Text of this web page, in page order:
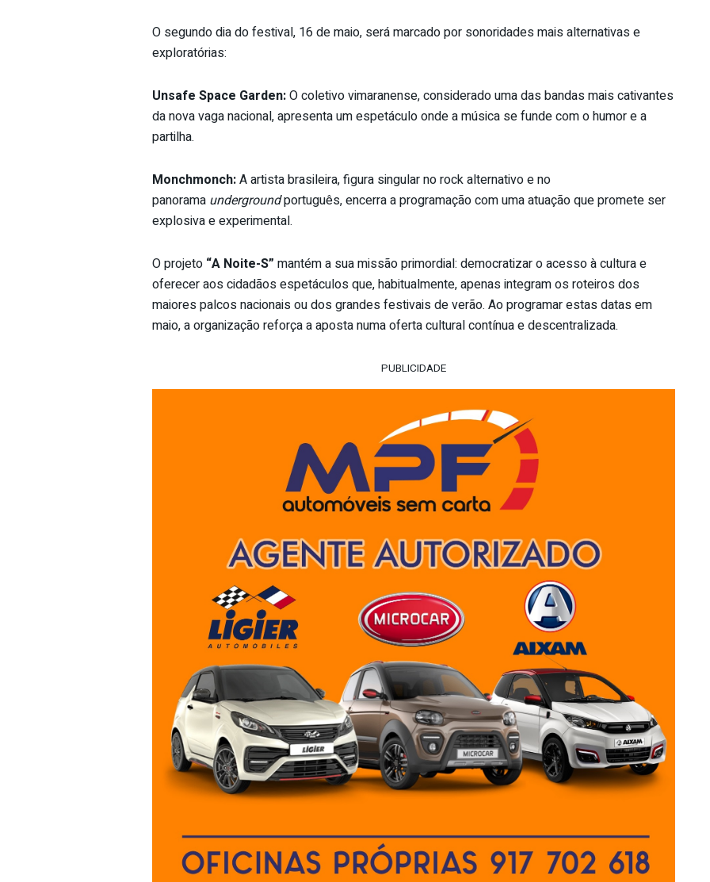
O segundo dia do festival, 16 de maio, será marcado por sonoridades mais alternativas e
exploratórias:
Unsafe Space Garden:O coletivo vimaranense, considerado uma das bandas mais cativantes
da nova vaga nacional, apresenta um espetáculo onde a música se funde com o humor e a
partilha.
Monchmonch:A artista brasileira, figura singular no rock alternativo e no
panorama undergroundportuguês, encerra a programação com uma atuação que promete ser
explosiva e experimental.
O projeto “A Noite-S” mantém a sua missão primordial: democratizar o acesso à cultura e
oferecer aos cidadãos espetáculos que, habitualmente, apenas integram os roteiros dos
maiores palcos nacionais ou dos grandes festivais de verão. Ao programar estas datas em
maio, a organização reforça a aposta numa oferta cultural contínua e descentralizada.
PUBLICIDADE